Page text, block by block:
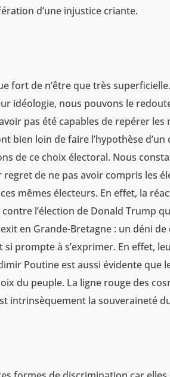
d’une injustice criante.
fort de n’être que très
idéologie, nous pouvons le
pas été capables de repérer les
bien loin de faire l’hypothèse d’un
de ce choix électoral. Nous
de ne pas avoir compris les
mêmes électeurs. En effet, la
l’élection de Donald Trump
en Grande-Bretagne : un déni
prompte à s’exprimer. En effet,
Poutine est aussi évidente que
du peuple. La ligne rouge des
intrinsèquement la souveraineté